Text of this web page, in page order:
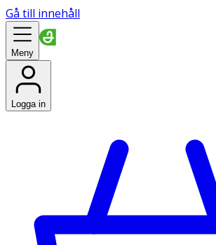
Gå till innehåll
Meny
Logga in